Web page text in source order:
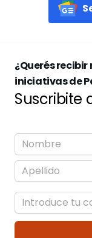
¿Querés
iniciativas de
Suscribite